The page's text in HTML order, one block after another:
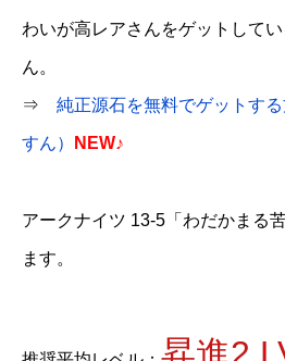
わいが高レアさんをゲットして
ん。
⇒ 純正源石を無料でゲットす
すん） NEW♪
アークナイツ 13-5「わだかまる
ます。
昇進2